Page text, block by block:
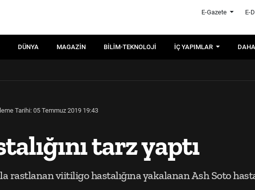
E-Gazete E-
DÜNYA MAGAZIN BILIM-TEKNOLOJI İÇ YAPIMLAR
Tarihi: 05 Temmuz 2019 19:43
tarz yaptı
rastlanan viitiligo hastalığına yakalanan Ash Soto